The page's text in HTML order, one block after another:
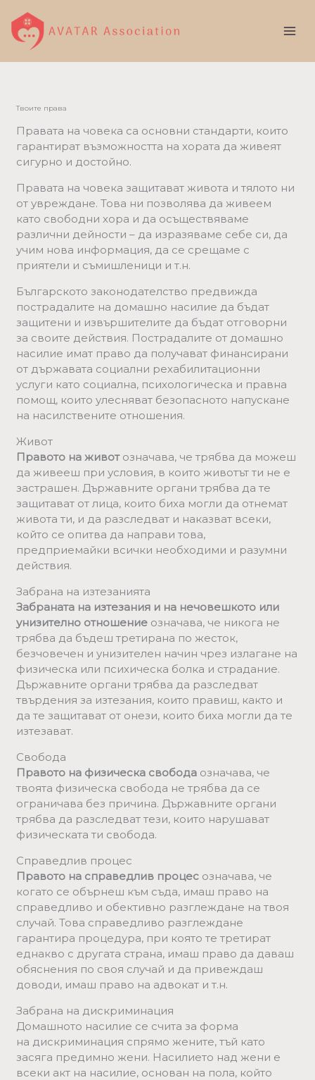
content
Твоите права
Правата на човека са основни стандарти, които
гарантират възможността на хората да живеят
сигурно и достойно.
Правата на човека защитават живота и тялото ни
от увреждане. Това ни позволява да живеем
като свободни хора и да осъществяваме
различни дейности – да изразяваме себе си, да
учим нова информация, да се срещаме с
приятели и съмишленици и т.н.
Българското законодателство предвижда
пострадалите на домашно насилие да бъдат
защитени и извършителите да бъдат отговорни
за своите действия. Пострадалите от домашно
насилие имат право да получават финансирани
от държавата социални рехабилитационни
услуги като социална, психологическа и правна
помощ, които улесняват безопасното напускане
на насилствените отношения.
Живот
Правото на животозначава, че трябва да можеш
да живееш при условия, в които животът ти не е
застрашен. Държавните органи трябва да те
защитават от лица, които биха могли да отнемат
живота ти, и да разследват и наказват всеки,
който се опитва да направи това,
предприемайки всички необходими и разумни
действия.
Забрана на изтезанията
Забраната на изтезания и на нечовешкото или
унизително отношение означава, че никога не
трябва да бъдеш третирана по жесток,
безчовечен и унизителен начин чрез излагане на
физическа или психическа болка и страдание.
Държавните органи трябва да разследват
твърдения за изтезания, които правиш, както и
да те защитават от онези, които биха могли да те
изтезават.
Свобода
Правото на физическа свобода означава, че
твоята физическа свобода не трябва да се
ограничава без причина. Държавните органи
трябва да разследват тези, които нарушават
физическата ти свобода.
Справедлив процес
Правото на справедлив процес означава, че
когато се обърнеш към съда, имаш право на
справедливо и обективно разглеждане на твоя
случай. Това справедливо разглеждане
гарантира процедура, при която те третират
еднакво с другата страна, имаш право да даваш
обяснения по своя случай и да привеждаш
доводи, имаш право на адвокат и т.н.
Забрана на дискриминация
Домашното насилие се счита за форма
на дискриминация спрямо жените, тъй като
засяга предимно жени. Насилието над жени е
всеки акт на насилие, основан на пола, който